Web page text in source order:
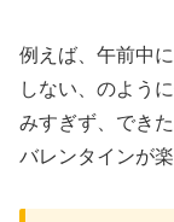
例えば、午前中
しない、のよう
みすぎず、でき
バレンタインが